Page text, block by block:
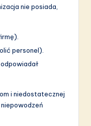
nie posiada,
personel).
i niedostatecznej